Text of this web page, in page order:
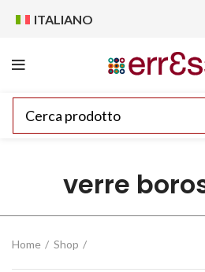
ITALIANO
verre
Home Shop